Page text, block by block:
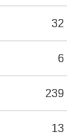
32
6
239
13